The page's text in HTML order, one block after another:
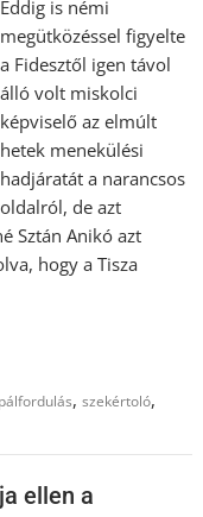
Eddig is némi
megütközéssel figyelte
a Fidesztől igen távol
álló volt miskolci
képviselő az elmúlt
hetek menekülési
hadjáratát a narancsos
oldalról, de azt
Sztán Anikó azt
hogy a Tisza
pálfordulás,szekértoló,
ellen a